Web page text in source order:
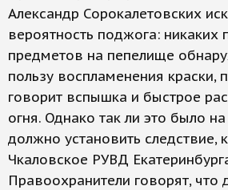
Александр Сорокалетовских
вероятность поджога: никаких
предметов на пепелище
пользу воспламенения краски,
говорит вспышка и быстрое
огня. Однако так ли это было
должно установить следствие,
Чкаловское РУВД
Правоохранители говорят, что